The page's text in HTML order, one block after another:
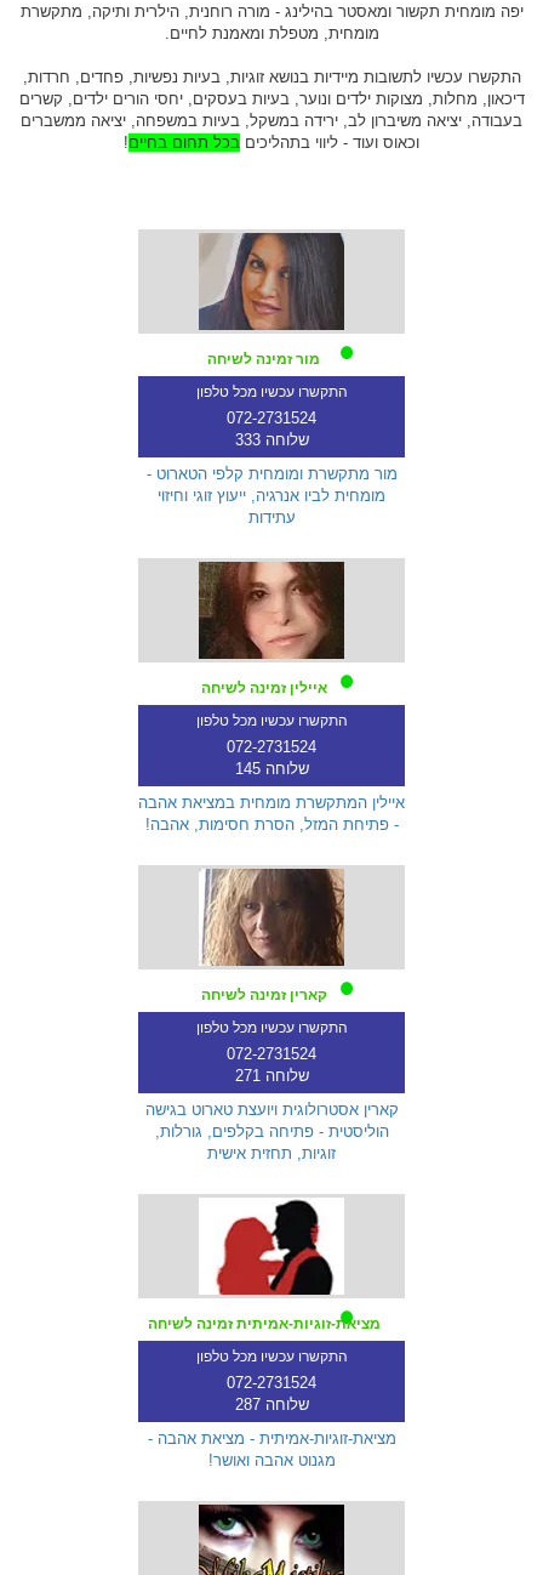
יפה מומחית תקשור ומאסטר בהילינג - מורה רוחנית, הילרית ותיקה, מתקשרת
מומחית, מטפלת ומאמנת לחיים.
התקשרו עכשיו לתשובות מיידיות בנושא זוגיות, בעיות נפשיות, פחדים, חרדות,
דיכאון, מחלות, מצוקות ילדים ונוער, בעיות בעסקים, יחסי הורים ילדים, קשרים
בעבודה, יציאה משיברון לב, ירידה במשקל, בעיות במשפחה, יציאה ממשברים
וכאוס ועוד - ליווי בתהליכים בכל תחום בחיים!
מור זמינה לשיחה
התקשרו עכשיו מכל טלפון
072-2731524
שלוחה 333
מור מתקשרת ומומחית קלפי הטארוט -
מומחית לביו אנרגיה, ייעוץ זוגי וחיזוי
עתידות
איילין זמינה לשיחה
התקשרו עכשיו מכל טלפון
072-2731524
שלוחה 145
איילין המתקשרת מומחית במציאת אהבה
- פתיחת המזל, הסרת חסימות, אהבה!
קארין זמינה לשיחה
התקשרו עכשיו מכל טלפון
072-2731524
שלוחה 271
קארין אסטרולוגית ויועצת טארוט בגישה
הוליסטית - פתיחה בקלפים, גורלות,
זוגיות, תחזית אישית
מציאת-זוגיות-אמיתית זמינה לשיחה
התקשרו עכשיו מכל טלפון
072-2731524
שלוחה 287
מציאת-זוגיות-אמיתית - מציאת אהבה -
מגנוט אהבה ואושר!